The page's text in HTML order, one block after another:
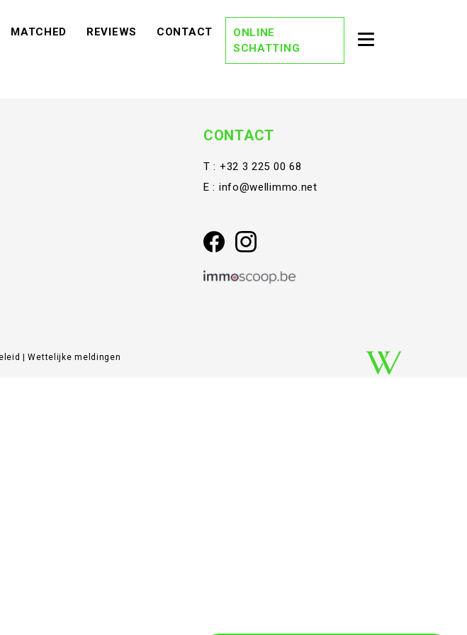
MATCHED (MATCHED)
REVIEWS (REVIEWS)
CONTACT(CONTACT)
ONLINE
SCHATTING
OVER ONS(OVER ONS)
VACATURES
STAY TUNED
Toggle second
CONTACT
T : +32 3 225 00 68
E : info@wellimmo.net
|Wettelijke meldingen